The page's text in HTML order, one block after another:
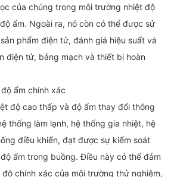
của chúng trong môi trường nhiệt độ
ẩm. Ngoài ra, nó còn có thể được sử
phẩm điện tử, đánh giá hiệu suất và
điện tử, bảng mạch và thiết bị hoàn
ẩm chính xác‌
độ cao thấp và độ ẩm thay đổi thông
thống làm lạnh, hệ thống gia nhiệt, hệ
điều khiển, đạt được sự kiểm soát
ẩm trong buồng. Điều này có thể đảm
chính xác của môi trường thử nghiệm,